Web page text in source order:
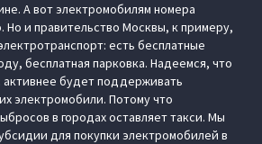
А вот электромобилям номера
Но и правительство Москвы, к примеру,
есть бесплатные
бесплатная парковка. Надеемся, что
будет поддерживать
электромобили. Потому что
в городах оставляет такси. Мы
для покупки электромобилей в